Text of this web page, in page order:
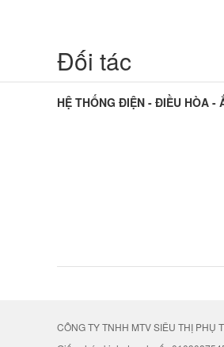
Đối tác
HỆ THỐNG ĐIỆN - ĐIỀU HÒA -
CÔNG TY TNHH MTV SIÊU THỊ PHỤ